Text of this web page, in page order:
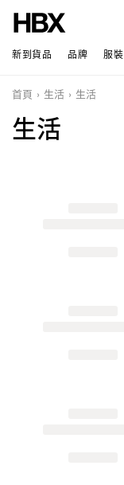
新到貨品 品牌 服裝
首頁 生活 生活
生活